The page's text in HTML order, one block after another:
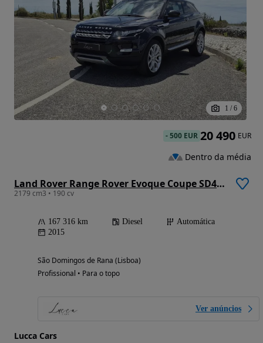
1 / 6
Land Rover Range Rover Evoque Coupe SD4 Aut. Pure
2179 cm3 • 190 cv
167 316 km Diesel
Automática
2015
São Domingos de Rana (Lisboa)
Profissional • Para o topo
Ver anúncios
Lucca Cars
-500 EUR 20 490 EUR
Dentro da média